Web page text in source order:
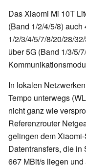
Das Xiaomi Mi 10T
(Band 1/2/4/5/8) auch
1/2/3/4/5/7/8/20/28/
über 5G (Band 1/3/5/
In lokalen
Tempo unterwegs
nicht ganz wie
Referenzrouter
gelingen dem
Datentransfers, die
667 MBit/s liegen